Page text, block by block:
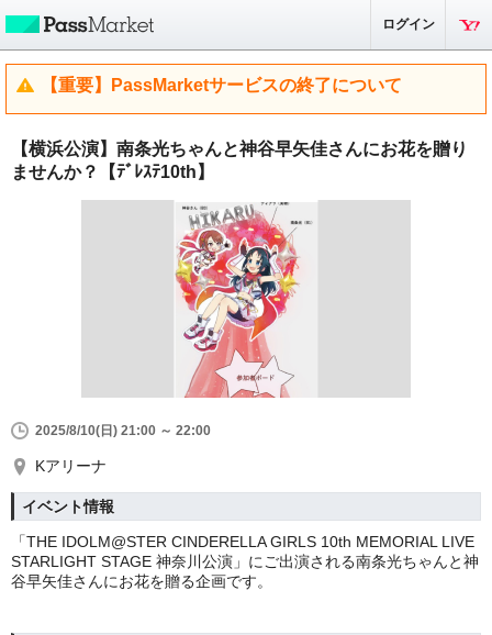
ログイン
【重要】PassMarketサービスの終了について
【横浜公演】南条光ちゃんと神谷早矢佳さんにお花を贈り
ませんか？【ﾃﾞﾚｽﾃ10th】
2025/8/10(日) 21:00 ～ 22:00
Kアリーナ
イベント情報
「THE IDOLM@STER CINDERELLA GIRLS 10th MEMORIAL LIVE
STARLIGHT STAGE 神奈川公演」 にご出演される南条光ちゃんと神
谷早矢佳さんにお花を贈る企画です。